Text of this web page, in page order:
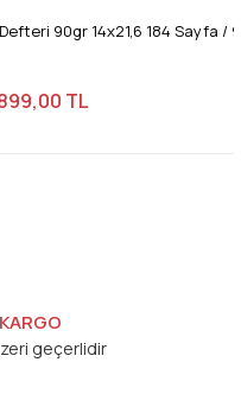
90gr 14x21,6 184 Sayfa /
TL
geçerlidir